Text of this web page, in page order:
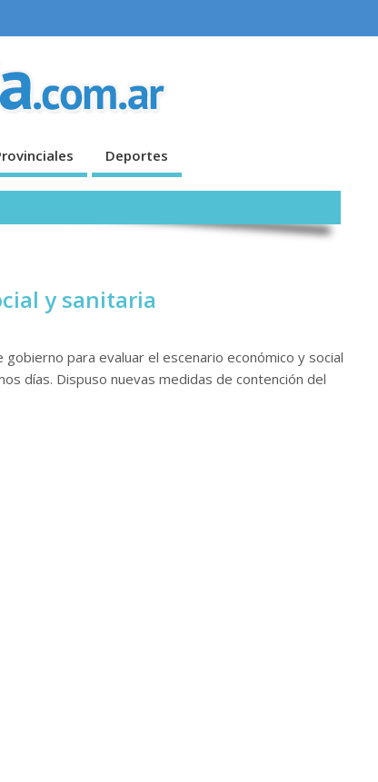
Deportes
y sanitaria
para evaluar el escenario económico y social
días. Dispuso nuevas medidas de contención del